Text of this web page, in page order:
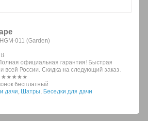
011 (Garden)
официальная гарантия! Быстрая
всей России. Скидка на следующий заказ.
★★★★★
бесплатный
дачи, Шатры, Беседки для дачи